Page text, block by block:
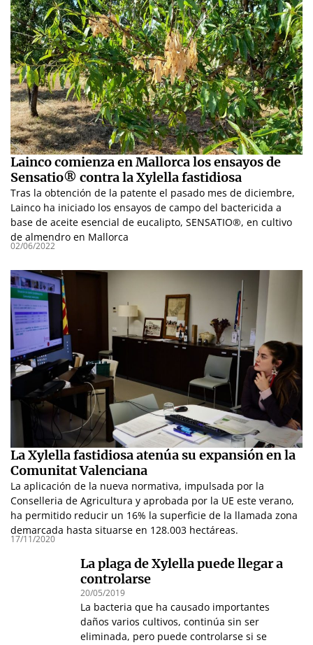
Lainco comienza en Mallorca los ensayos de
Sensatio® contra la Xylella fastidiosa
Tras la obtención de la patente el pasado mes de diciembre,
Lainco ha iniciado los ensayos de campo del bactericida a
base de aceite esencial de eucalipto, SENSATIO®, en cultivo
de almendro en Mallorca
02/06/2022
La Xylella fastidiosa atenúa su expansión en la
Comunitat Valenciana
La aplicación de la nueva normativa, impulsada por la
Conselleria de Agricultura y aprobada por la UE este verano,
ha permitido reducir un 16% la superficie de la llamada zona
demarcada hasta situarse en 128.003 hectáreas.
17/11/2020
La plaga de Xylella puede llegar a
controlarse
20/05/2019
La bacteria que ha causado importantes
daños varios cultivos, continúa sin ser
eliminada, pero puede controlarse si se